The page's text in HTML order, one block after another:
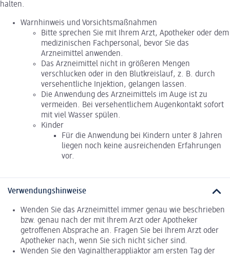
halten.
Warnhinweis und Vorsichtsmaßnahmen
Bitte sprechen Sie mit Ihrem Arzt, Apotheker oder dem
medizinischen Fachpersonal, bevor Sie das
Arzneimittel anwenden.
Das Arzneimittel nicht in größeren Mengen
verschlucken oder in den Blutkreislauf, z. B. durch
versehentliche Injektion, gelangen lassen.
Die Anwendung des Arzneimittels im Auge ist zu
vermeiden. Bei versehentlichem Augenkontakt sofort
mit viel Wasser spülen.
Kinder
Für die Anwendung bei Kindern unter 8 Jahren
liegen noch keine ausreichenden Erfahrungen
vor.
Verwendungshinweise
Wenden Sie das Arzneimittel immer genau wie beschrieben
bzw. genau nach der mit Ihrem Arzt oder Apotheker
getroffenen Absprache an. Fragen Sie bei Ihrem Arzt oder
Apotheker nach, wenn Sie sich nicht sicher sind.
Wenden Sie den Vaginaltherappliaktor am ersten Tag der